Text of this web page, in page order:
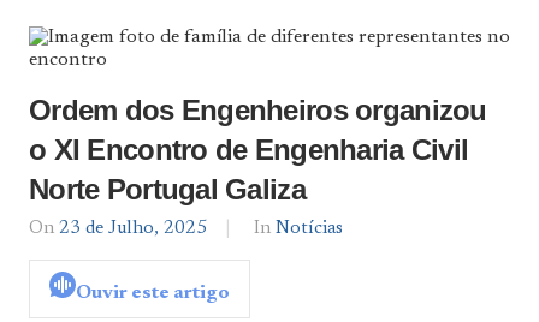
Sul
Ordem dos Engenheiros organizou
o XI Encontro de Engenharia Civil
Norte Portugal Galiza
On 23 de Julho, 2025
By
a
In Notícias
Ouvir este artigo